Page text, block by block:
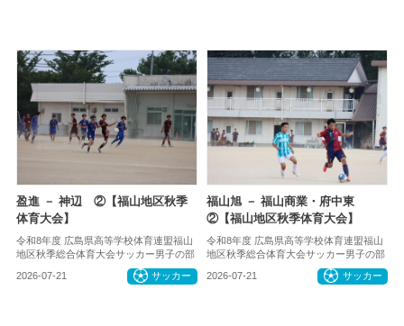
盈進 － 神辺 ②【福山地区秋季
体育大会】
令和8年度 広島県高等学校体育連盟福山
地区秋季総合体育大会サッカー男子の部
2026-07-21 サッカー
福山旭 － 福山商業・府中東
②【福山地区秋季体育大会】
令和8年度 広島県高等学校体育連盟福山
地区秋季総合体育大会サッカー男子の部
2026-07-21 サッカー